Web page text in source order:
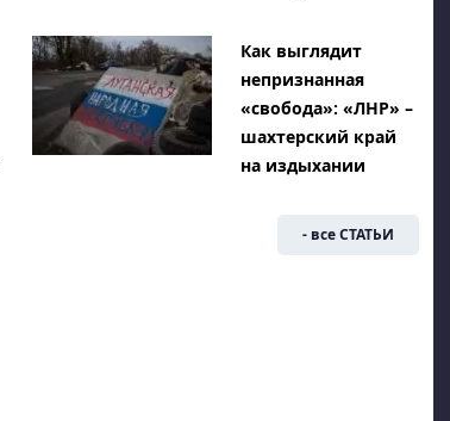
Как выглядит
непризнанная
«свобода»: «ЛНР» –
шахтерский край
на издыхании
- все СТАТЬИ